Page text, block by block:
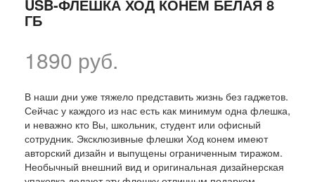
USB-ФЛЕШКА ХОД КОНЕМ БЕЛАЯ 8
ГБ
1890 руб.
В наши дни уже тяжело представить жизнь без гаджетов.
Сейчас у каждого из нас есть как минимум одна флешка,
и неважно кто Вы, школьник, студент или офисный
сотрудник. Эксклюзивные флешки Ход конем имеют
авторский дизайн и выпущены ограниченным тиражом.
Необычный внешний вид и оригинальная дизайнерская